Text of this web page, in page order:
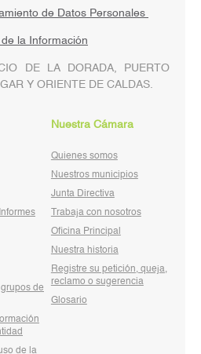
de Datos Personales
la Información
DE LA DORADA, PUERTO
Y ORIENTE DE CALDAS.
de
de la
Nuestra Cámara
Quienes somos
Nuestros municipios
Junta Directiva
Trabaja con nosotros
Oficina Principal
Nuestra historia
Registre su petición, queja,
reclamo o sugerencia
Glosario